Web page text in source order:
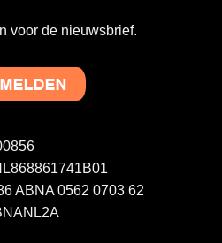
voor de nieuwsbrief.
ABNA 0562 0703 62